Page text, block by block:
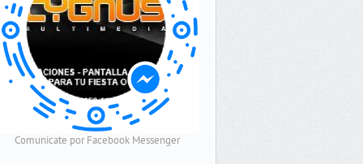
Comunicate por Facebook Messenger